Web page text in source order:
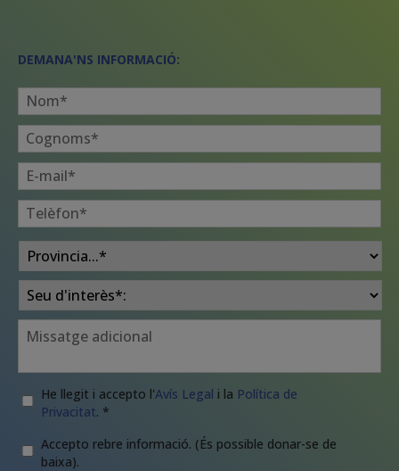
DEMANA'NS INFORMACIÓ:
Nom *
Cognoms
E-
mail *
Telèfon
Provincia *
Seu *
Consulta
Legal *
He llegit i accepto l'Avís Legal i la Política de
Privacitat. *
Newsletter
Accepto rebre informació. (És possible donar-se de
baixa).